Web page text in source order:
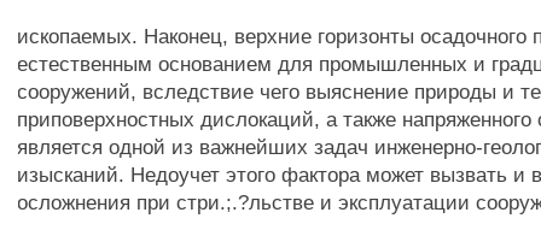
ископаемых. Наконец, верхние горизонты осадочного
естественным основанием для промышленных и
сооружений, вследствие чего выяснение природы и
приповерхностных дислокаций, а также напряженного
является одной из важнейших задач инженерно-
изысканий. Недоучет этого фактора может вызвать и
осложнения при стри.;.?льстве и эксплуатации